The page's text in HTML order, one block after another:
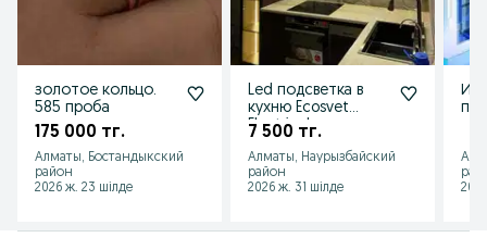
золотое кольцо.
585 проба
175 000 тг.
Алматы, Бостандыкский
район
2026 ж. 23 шілде
Led подсветка в
кухню Ecosvet
Electricals
7 500 тг.
Алматы, Наурызбайский
район
2026 ж. 31 шілде